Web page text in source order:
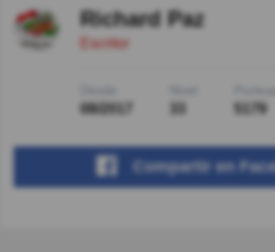
Richard Paz
Escritor
08/2017 5179
Compartir en